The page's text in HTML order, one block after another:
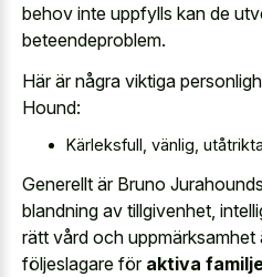
behov inte uppfylls kan de
beteendeproblem.
Här är några viktiga
Hound:
Kärleksfull, vänlig,
Generellt är Bruno
blandning av tillgivenhet,
rätt vård och uppmärksamhet
följeslagare för aktiva